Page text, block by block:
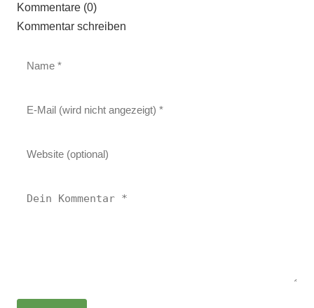
Kommentare (0)
Kommentar schreiben